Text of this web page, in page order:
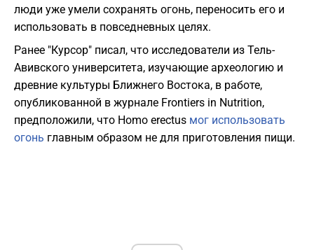
люди уже умели сохранять огонь, переносить его и
использовать в повседневных целях.
Ранее "Курсор" писал, что исследователи из Тель-
Авивского университета, изучающие археологию и
древние культуры Ближнего Востока, в работе,
опубликованной в журнале Frontiers in Nutrition,
предположили, что Homo erectus мог использовать
огонь главным образом не для приготовления пищи.